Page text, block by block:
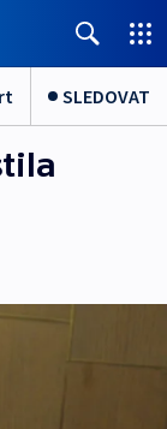
SLEDOVAT